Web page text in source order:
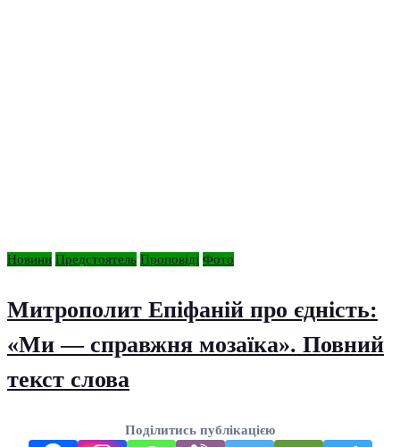
Новини Предстоятель Проповіді Фото
Митрополит Епіфаній про єдність:
«Ми — справжня мозаїка». Повний
текст слова
Поділитись публікацією